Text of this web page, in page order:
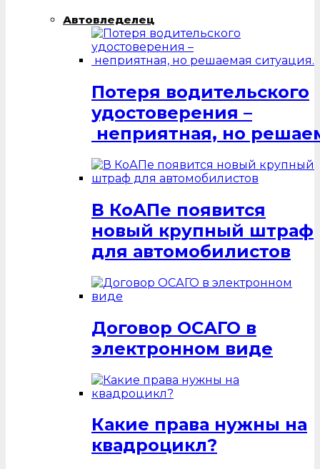
Автовледелец
Потеря водительского
удостоверения –
неприятная, но
В КоАПе появится
новый крупный штраф
для автомобилистов
Договор ОСАГО в
электронном виде
Какие права нужны на
квадроцикл?